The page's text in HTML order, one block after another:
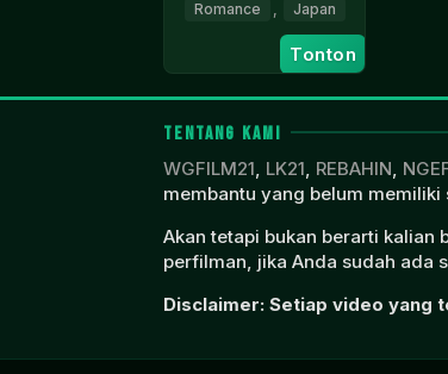
Romance
, Japan
Nov
2012
Soubi
Yamamoto
Tonton
TENTANG KAMI
WGFILM21, LK21, REBAHIN,
membantu yang belum
Akan tetapi bukan berarti kalian
perfilman, jika Anda sudah ada
Disclaimer: Setiap video yang